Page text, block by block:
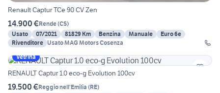
Renault Captur TCe 90 CV Zen
14.900 €Rende(CS)
Usato
07/2021 81829 Km Benzina Manuale
Euro 6e
Rivenditore Usato MAG Motors Cosenza
Vetrina
RENAULT Captur 1.0 eco-g Evolution 100cv
19.500 €Reggio nell'Emilia (RE)